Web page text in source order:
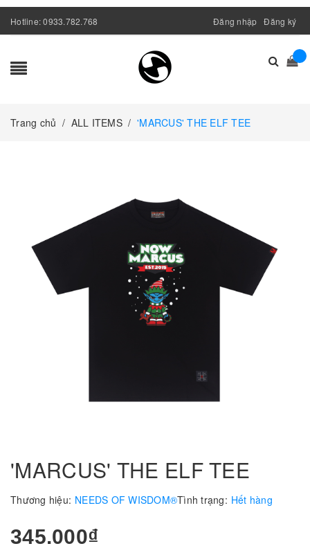
Hotline:0933.782.768 Đăng nhập Đăng ký
Trang chủ / ALL ITEMS / 'MARCUS' THE ELF TEE
'MARCUS' THE ELF TEE
Thương hiệu: NEEDS OF WISDOM®Tình trạng: Hết hàng
345.000₫